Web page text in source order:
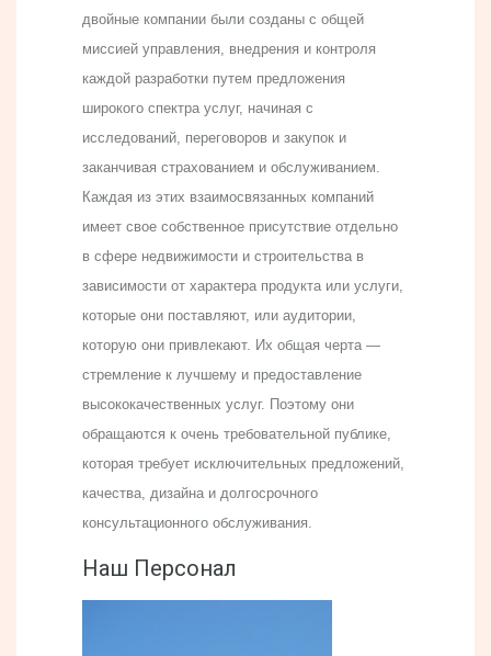
двойные компании были созданы с общей
миссией управления, внедрения и контроля
каждой разработки путем предложения
широкого спектра услуг, начиная с
исследований, переговоров и закупок и
заканчивая страхованием и обслуживанием.
Каждая из этих взаимосвязанных компаний
имеет свое собственное присутствие отдельно
в сфере недвижимости и строительства в
зависимости от характера продукта или услуги,
которые они поставляют, или аудитории,
которую они привлекают. Их общая черта —
стремление к лучшему и предоставление
высококачественных услуг. Поэтому они
обращаются к очень требовательной публике,
которая требует исключительных предложений,
качества, дизайна и долгосрочного
консультационного обслуживания.
Наш Персонал